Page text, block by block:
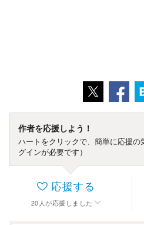
作者を応援しよう！
ハートをクリックで、簡単に応援の
グインが必要です）
応援する
20 人 が応援しました